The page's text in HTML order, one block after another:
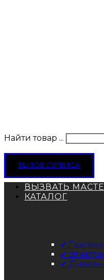
Найти товар ...
ВЫЗОВ СЕРВИСА
ВЫЗВАТЬ
КАТАЛОГ
✔
✔
✔